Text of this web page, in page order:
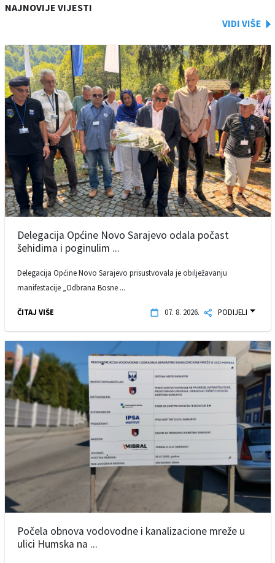
NAJNOVIJE VIJESTI
Delegacija Općine Novo Sarajevo odala počast
šehidima i poginulim ...
Delegacija Općine Novo Sarajevo prisustvovala je obilježavanju
manifestacije „Odbrana Bosne ...
ČITAJ VIŠE 07. 8. 2026. PODIJELI
Počela obnova vodovodne i kanalizacione mreže u
ulici Humska na ...